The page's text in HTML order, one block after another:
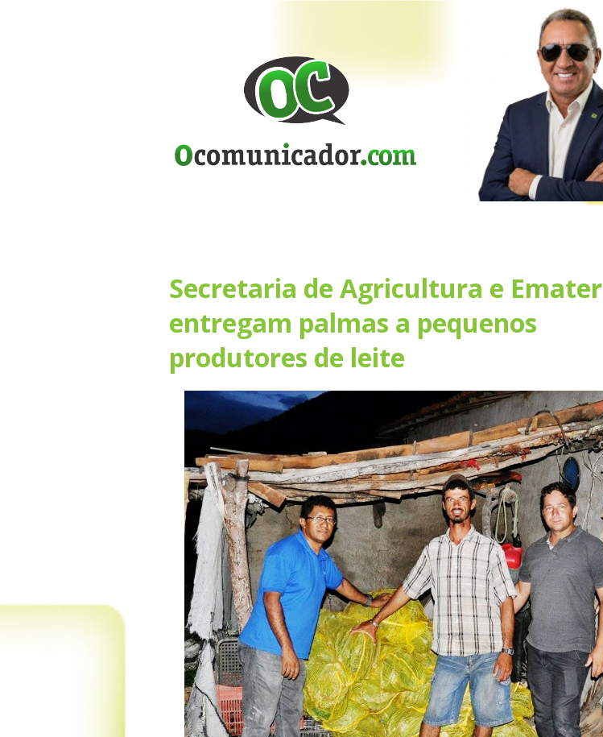
Secretaria de Agricultura e Emater
entregam palmas a pequenos
produtores de leite